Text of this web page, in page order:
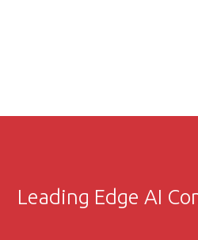
Leading Edge AI